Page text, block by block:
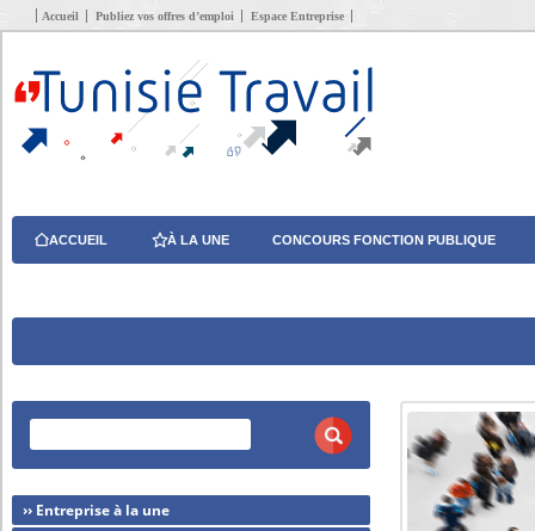
Accueil Publiez vos offres d’emploi Espace Entreprise
ACCUEIL À LA UNE CONCOURS FONCTION PUBLIQUE
›› Entreprise à la une